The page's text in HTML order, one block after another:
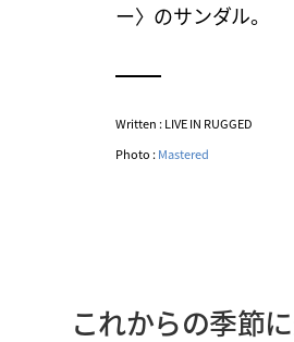
ー〉のサンダル。
Written : LIVE IN RUGGED
Photo :Mastered
これからの季節